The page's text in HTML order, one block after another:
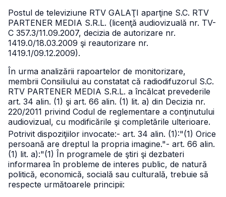
Postul de televiziune RTV GALAŢI aparţine S.C. RTV
PARTENER MEDIA S.R.L. (licenţă audiovizuală nr. TV-
C 357.3/11.09.2007, decizia de autorizare nr.
1419.0/18.03.2009 şi reautorizare nr.
1419.1/09.12.2009).
În urma analizării rapoartelor de monitorizare,
membrii Consiliului au constatat că radiodifuzorul S.C.
RTV PARTENER MEDIA S.R.L. a încălcat prevederile
art. 34 alin. (1) şi art. 66 alin. (1) lit. a) din Decizia nr.
220/2011 privind Codul de reglementare a conţinutului
audiovizual, cu modificările şi completările ulterioare.
Potrivit dispoziţiilor invocate:- art. 34 alin. (1):"(1) Orice
persoană are dreptul la propria imagine."- art. 66 alin.
(1) lit. a):"(1) În programele de ştiri şi dezbateri
informarea în probleme de interes public, de natură
politică, economică, socială sau culturală, trebuie să
respecte următoarele principii: